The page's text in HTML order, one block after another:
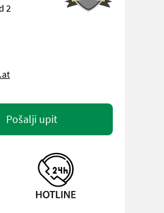
2
Pošalji upit